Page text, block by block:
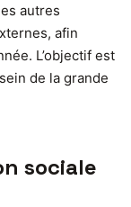
autres
afin
L’objectif est
de la grande
sociale